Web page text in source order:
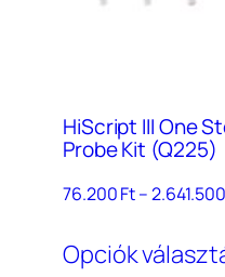
HiScript III One
Probe Kit (Q225)
76.200Ft–2.641.500
Opciók